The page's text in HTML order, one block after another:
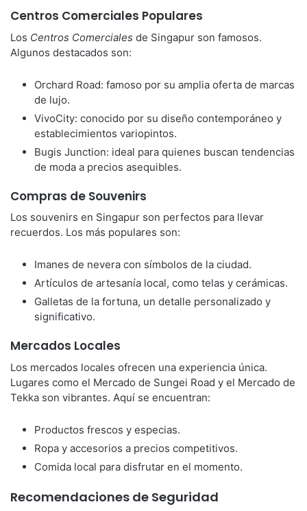
Centros Comerciales Populares
Los Centros Comerciales de Singapur son famosos.
Algunos destacados son:
Orchard Road: famoso por su amplia oferta de marcas
de lujo.
VivoCity: conocido por su diseño contemporáneo y
establecimientos variopintos.
Bugis Junction: ideal para quienes buscan tendencias
de moda a precios asequibles.
Compras de Souvenirs
Los souvenirs en Singapur son perfectos para llevar
recuerdos. Los más populares son:
Imanes de nevera con símbolos de la ciudad.
Artículos de artesanía local, como telas y cerámicas.
Galletas de la fortuna, un detalle personalizado y
significativo.
Mercados Locales
Los mercados locales ofrecen una experiencia única.
Lugares como el Mercado de Sungei Road y el Mercado de
Tekka son vibrantes. Aquí se encuentran:
Productos frescos y especias.
Ropa y accesorios a precios competitivos.
Comida local para disfrutar en el momento.
Recomendaciones de Seguridad